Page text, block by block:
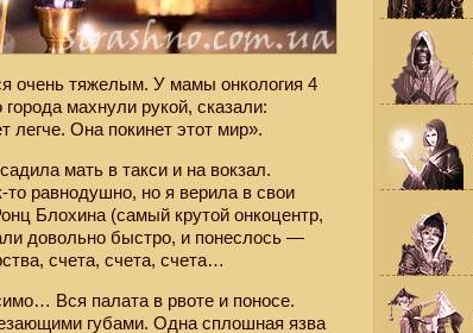
очень тяжелым. У мамы онкология 4
махнули рукой, сказали:
легче. Она покинет этот мир».
мать в такси и на вокзал.
то равнодушно, но я верила в свои
Блохина (самый крутой онкоцентр,
довольно быстро, и понеслось —
счета, счета, счета…
Вся палата в рвоте и поносе.
губами. Одна сплошная язва